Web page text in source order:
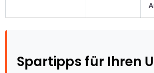
Spartipps für Ihren